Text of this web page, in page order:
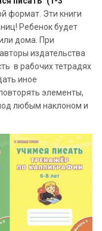
формат. Эти книги
Ребенок будет
дома. При
издательства
в рабочих тетрадях
иное
элементы,
любым наклоном и